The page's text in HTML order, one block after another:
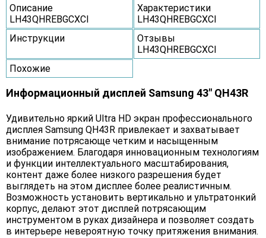
Описание
LH43QHREBGCXCI
Характеристики
LH43QHREBGCXCI
Инструкции
Отзывы
LH43QHREBGCXCI
Похожие
Информационный дисплей Samsung 43" QH43R
Удивительно яркий Ultra HD экран профессионального
дисплея Samsung QH43R привлекает и захватывает
внимание потрясающе четким и насыщенным
изображением. Благодаря инновационным технологиям
и функции интеллектуального масштабирования,
контент даже более низкого разрешения будет
выглядеть на этом дисплее более реалистичным.
Возможность установить вертикально и ультратонкий
корпус, делают этот дисплей потрясающим
инструментом в руках дизайнера и позволяет создать
в интерьере невероятную точку притяжения внимания.